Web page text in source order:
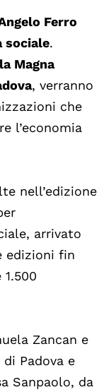
Ferro
sociale.
Magna
, verranno
che
l’economia
nell’edizione
arrivato
edizioni fin
Zancan e
Padova e
Sanpaolo, da